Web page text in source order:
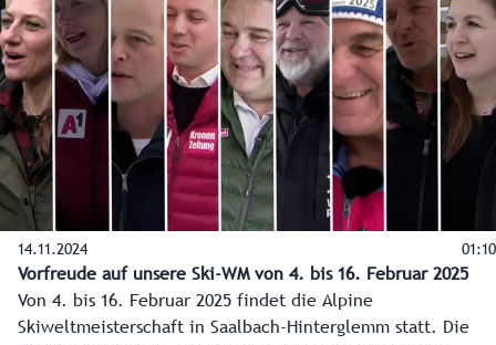
wie zum Beispiel Stefan Rieser (Alpin), Christina Gruber
(Alpin), Celina Jost (Biathletin) und Andreas Gfrerer
(Nordisch).
14.11.2024 01:10
Vorfreude auf unsere Ski-WM von 4. bis 16. Februar 2025
Von 4. bis 16. Februar 2025 findet die Alpine
Skiweltmeisterschaft in Saalbach-Hinterglemm statt. Die